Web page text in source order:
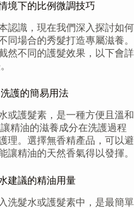
境下的比例微調技巧
認識，現在我們深入探討如何
同場合的秀髮打造專屬滋養。
然不同的護髮效果，以下會詳
護的簡易用法
或護髮素，是一種方便且溫和
精油的滋養成分在洗護過程
理。選擇無香精產品，可以避
讓精油的天然香氣得以發揮。
建議的精油用量
洗髮水或護髮素中，是最簡單